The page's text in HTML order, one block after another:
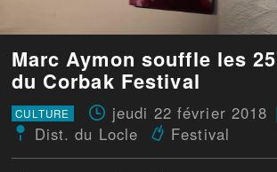
Marc Aymon souffle les
du Corbak Festival
CULTURE jeudi 22 février 2018
Dist. du Locle
Festival